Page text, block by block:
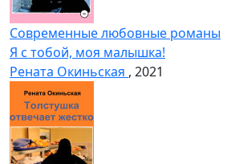
Современные любовные романы
Я с тобой, моя малышка!
Рената Окиньская , 2021